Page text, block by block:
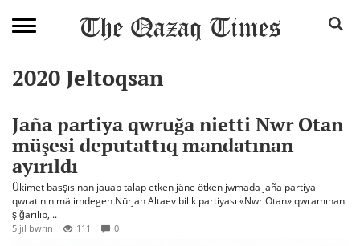
2020 Jeltoqsan
Jaña partiya qwruğa nietti Nwr Otan
müşesi deputattıq mandatınan
ayırıldı
Ükimet basşısınan jauap talap etken jäne ötken jwmada jaña partiya
qwratının mälimdegen Nürjan Ältaev bilik partiyası «Nwr Otan» qwramınan
şığarılıp, ..
5 jıl bwrın 111 0